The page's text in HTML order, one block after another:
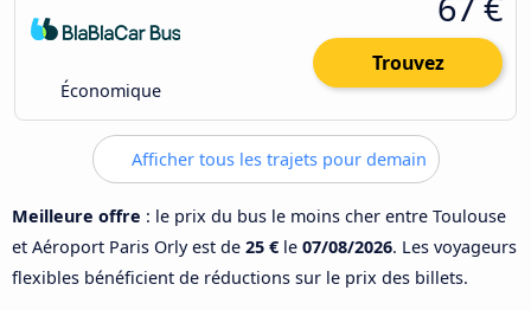
Économique
Trouvez
Afficher tous les trajets pour demain
Meilleure offre : le prix du bus le moins cher entre Toulouse
et Aéroport Paris Orly est de 25 € le 07/08/2026. Les voyageurs
flexibles bénéficient de réductions sur le prix des billets.